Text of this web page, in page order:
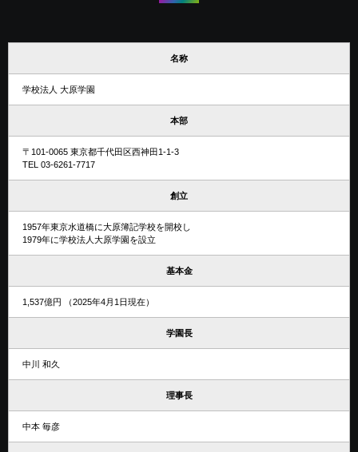
名称
学校法人 大原学園
本部
〒101-0065 東京都千代田区西神田1-1-3
TEL 03-6261-7717
創立
1957年東京水道橋に大原簿記学校を開校し
1979年に学校法人大原学園を設立
基本金
1,537億円 （2025年4月1日現在）
学園長
中川 和久
理事長
中本 毎彦